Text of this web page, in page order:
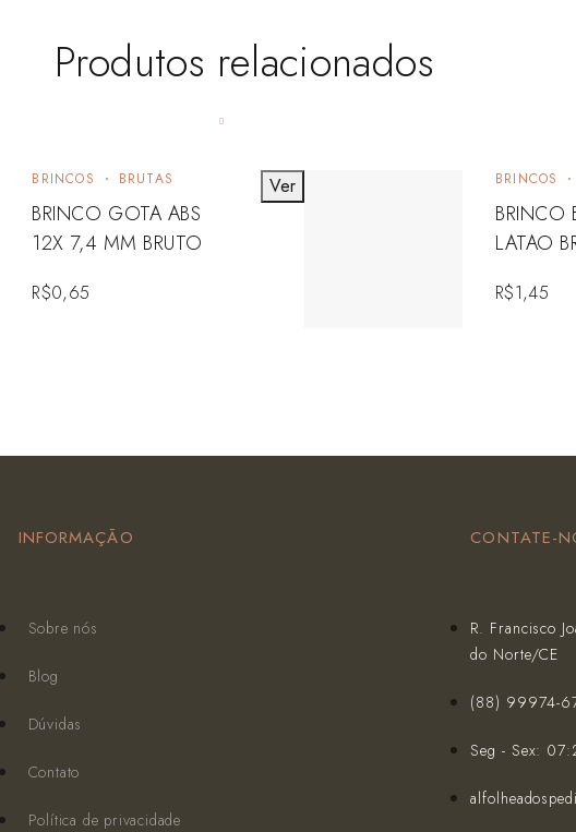
Produtos relacionados
BRINCOS BRUTAS
BRINCO GOTA ABS
12X 7,4 MM BRUTO
R$0,65
BRINCOS
BRINCO
LATAO
R$1,45
Ver
INFORMAÇÃO
Sobre nós
Blog
Dúvidas
Contato
Política de privacidade
CONTATE-
R. Francisco
do Norte/CE
(‪88) 99974-
Seg - Sex: